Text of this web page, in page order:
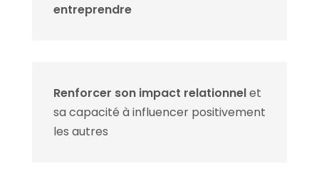
entreprendre
Renforcer son impact relationnelet
sa capacité à influencer positivement
les autres